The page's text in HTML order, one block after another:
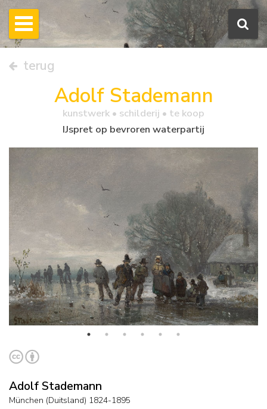
terug
Adolf Stademann
kunstwerk • schilderij • te koop
IJspret op bevroren waterpartij
Adolf Stademann
München (Duitsland) 1824-1895